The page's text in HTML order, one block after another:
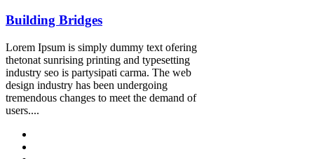
Building Bridges
Lorem Ipsum is simply dummy text ofering
thetonat sunrising printing and typesetting
industry seo is partysipati carma. The web
design industry has been undergoing
tremendous changes to meet the demand of
users....